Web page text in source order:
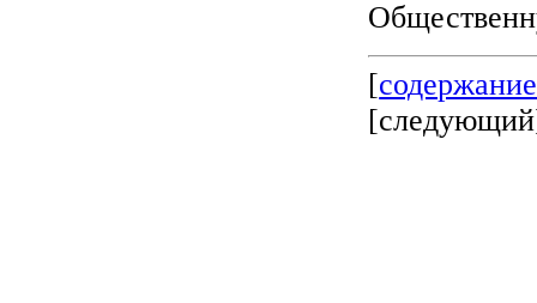
[содержание
[следующий